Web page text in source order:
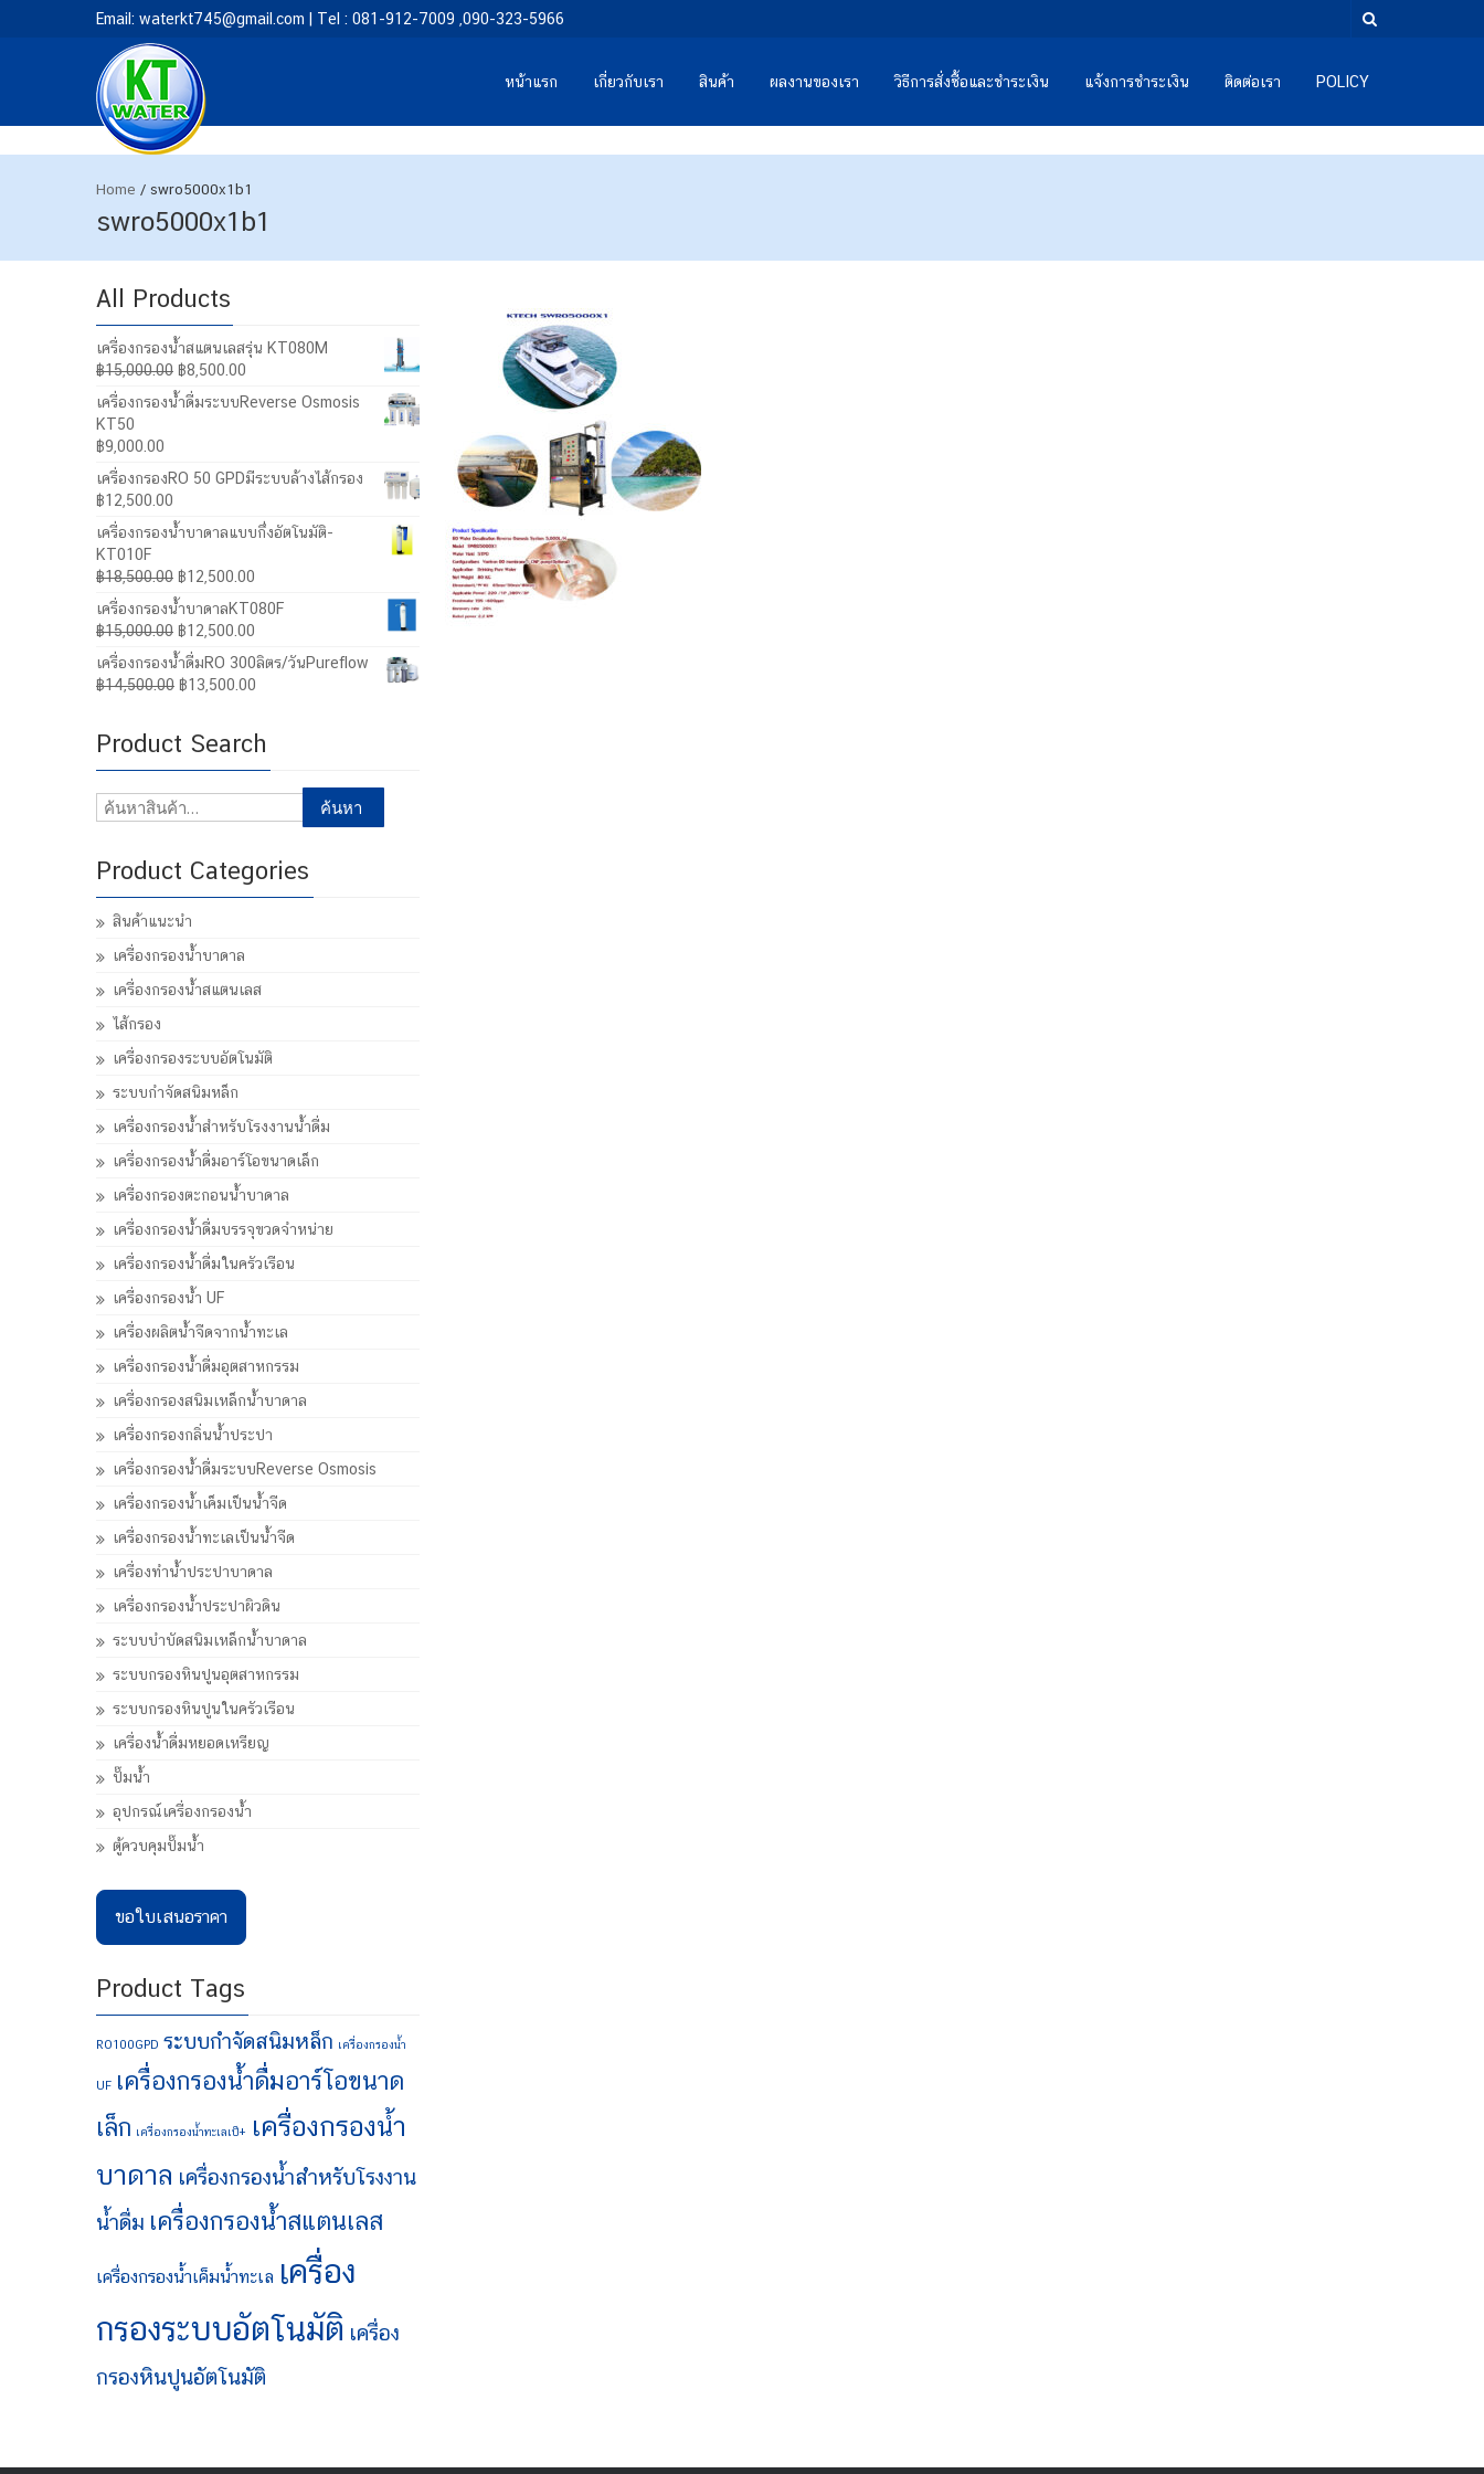
Email: waterkt745@gmail.com | Tel : 081-912-7009 ,090-323-5966
หน้าแรก เกี่ยวกับเรา สินค้า ผลงานของเรา วิธีการสั่งซื้อและชำระเงิน แจ้งการชำระเงิน ติดต่อเรา POLICY
Home / swro5000x1b1
swro5000x1b1
All Products
เครื่องกรองน้ำสแตนเลสรุ่น KT080M
฿15,000.00 Original
price
was:
฿8,500.00
is:
เครื่องกรองน้ำดื่มระบบReverse Osmosis
KT50
฿9,000.00
เครื่องกรองRO 50 GPDมีระบบล้างไส้กรอง
฿12,500.00
เครื่องกรองน้ำบาดาลแบบกึ่งอัตโนมัติ-
KT010F
฿18,500.00 Original
price
was:
฿18,500.00.
฿12,500.00
is:
เครื่องกรองน้ำบาดาลKT080F
฿15,000.00 Original
price
was:
฿15,000.00.
฿12,500.00
price
is:
เครื่องกรองน้ำดื่มRO 300ลิตร/วันPureflow
฿14,500.00 Original
฿14,500.00.
฿13,500.00
฿13,500.00.
Product Search
ค้นหา: ค้นหา
Product Categories
สินค้าแนะนำ
เครื่องกรองน้ำบาดาล
เครื่องกรองน้ำสแตนเลส
ไส้กรอง
เครื่องกรองระบบอัตโนมัติ
ระบบกำจัดสนิมหล็ก
เครื่องกรองน้ำสำหรับโรงงานน้ำดื่ม
เครื่องกรองน้ำดื่มอาร์โอขนาดเล็ก
เครื่องกรองตะกอนน้ำบาดาล
เครื่องกรองน้ำดื่มบรรจุขวดจำหน่าย
เครื่องกรองน้ำดื่มในครัวเรือน
เครื่องกรองน้ำ UF
เครื่องผลิตน้ำจืดจากน้ำทะเล
เครื่องกรองน้ำดื่มอุตสาหกรรม
เครื่องกรองสนิมเหล็กน้ำบาดาล
เครื่องกรองกลิ่นน้ำประปา
เครื่องกรองน้ำดื่มระบบReverse Osmosis
เครื่องกรองน้ำเค็มเป็นน้ำจืด
เครื่องกรองน้ำทะเลเป็นน้ำจืด
เครื่องทำน้ำประปาบาดาล
เครื่องกรองน้ำประปาผิวดิน
ระบบบำบัดสนิมเหล็กน้ำบาดาล
ระบบกรองหินปูนอุตสาหกรรม
ระบบกรองหินปูนในครัวเรือน
เครื่องน้ำดื่มหยอดเหรียญ
ปั๊มน้ำ
อุปกรณ์เครื่องกรองน้ำ
ตู้ควบคุมปั๊มน้ำ
ขอใบเสนอราคา
Product Tags
RO100GPD ระบบกำจัดสนิมหล็ก เครื่องกรองน้ำ
UF เครื่องกรองน้ำดื่มอาร์โอขนาด
เล็ก เครื่องกรองน้ำทะเลเป็+
เครื่องกรองน้ำ
บาดาล เครื่องกรองน้ำสำหรับโรงงาน
น้ำดื่ม เครื่องกรองน้ำสแตนเลส
เครื่องกรองน้ำเค็มน้ำทะเล เครื่อง
กรองระบบอัตโนมัติ เครื่อง
กรองหินปูนอัตโนมัติ